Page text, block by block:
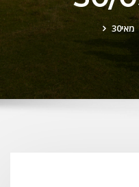
מאי30